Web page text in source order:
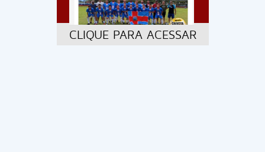
CLIQUE PARA ACESSAR